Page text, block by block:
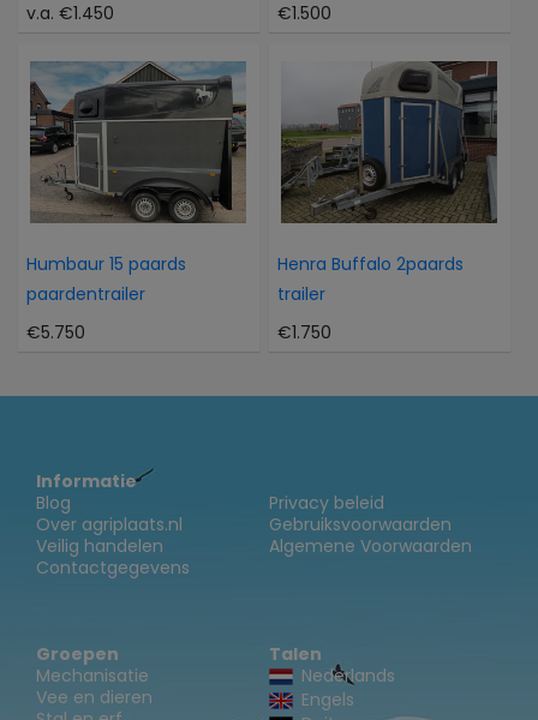
v.a. €1.450 €1.500
Humbaur 15 paards
paardentrailer
€5.750
Henra Buffalo 2paards
trailer
€1.750
Informatie
Blog
Over agriplaats.nl
Veilig handelen
Contactgegevens
Privacy beleid
Gebruiksvoorwaarden
Algemene Voorwaarden
Groepen
Mechanisatie
Vee en dieren
Talen
Nederlands
Engels